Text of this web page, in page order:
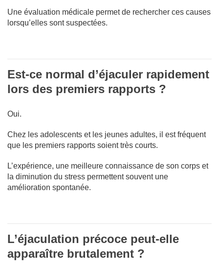
Une évaluation médicale permet de rechercher ces causes
lorsqu’elles sont suspectées.
Est-ce normal d’éjaculer rapidement
lors des premiers rapports ?
Oui.
Chez les adolescents et les jeunes adultes, il est fréquent
que les premiers rapports soient très courts.
L’expérience, une meilleure connaissance de son corps et
la diminution du stress permettent souvent une
amélioration spontanée.
L’éjaculation précoce peut-elle
apparaître brutalement ?